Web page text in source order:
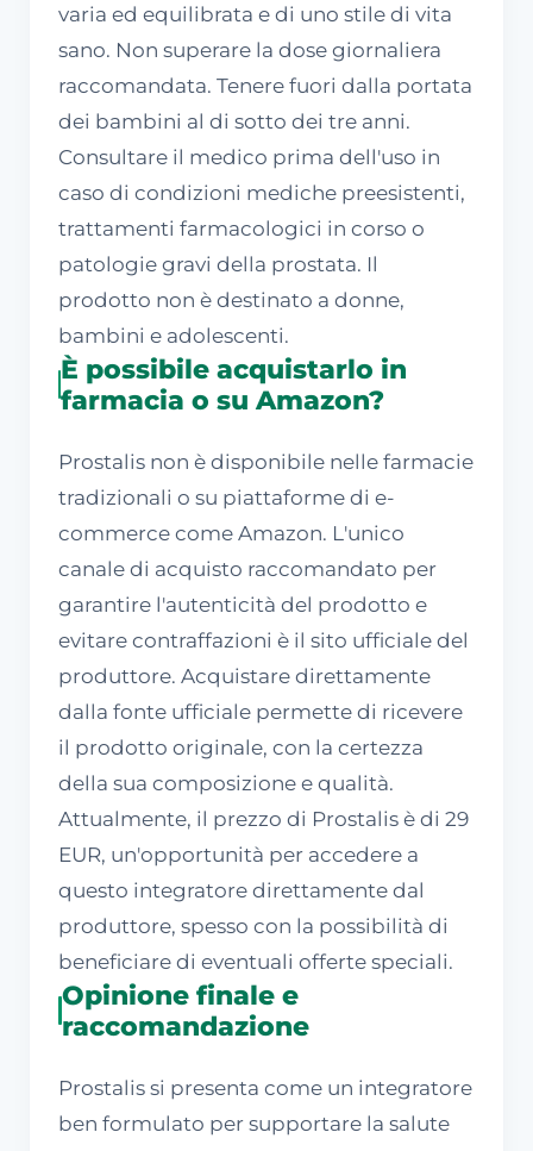
varia ed equilibrata e di uno stile di vita
sano. Non superare la dose giornaliera
raccomandata. Tenere fuori dalla portata
dei bambini al di sotto dei tre anni.
Consultare il medico prima dell'uso in
caso di condizioni mediche preesistenti,
trattamenti farmacologici in corso o
patologie gravi della prostata. Il
prodotto non è destinato a donne,
bambini e adolescenti.
È possibile acquistarlo in
farmacia o su Amazon?
Prostalis non è disponibile nelle farmacie
tradizionali o su piattaforme di e-
commerce come Amazon. L'unico
canale di acquisto raccomandato per
garantire l'autenticità del prodotto e
evitare contraffazioni è il sito ufficiale del
produttore. Acquistare direttamente
dalla fonte ufficiale permette di ricevere
il prodotto originale, con la certezza
della sua composizione e qualità.
Attualmente, il prezzo di Prostalis è di 29
EUR, un'opportunità per accedere a
questo integratore direttamente dal
produttore, spesso con la possibilità di
beneficiare di eventuali offerte speciali.
Opinione finale e
raccomandazione
Prostalis si presenta come un integratore
ben formulato per supportare la salute